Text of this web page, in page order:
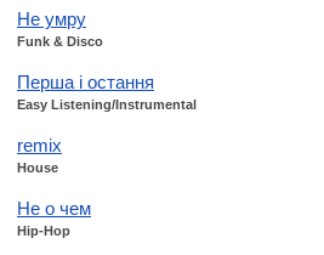
Не умру
Funk & Disco
Перша і остання
Easy Listening/Instrumental
remix
House
Не о чем
Hip-Hop